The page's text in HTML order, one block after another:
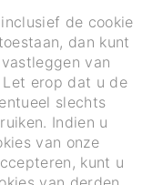
de cookie
dan kunt
van
erop dat u de
slechts
Indien u
van onze
kunt u